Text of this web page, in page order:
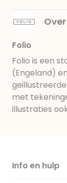
Folio
Folio is een
(Engeland)
met
illustraties
Info en hulp